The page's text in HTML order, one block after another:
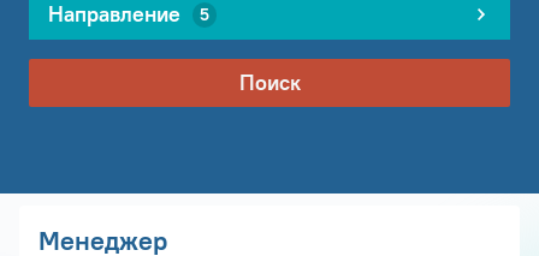
Направление 5
Поиск
Менеджер